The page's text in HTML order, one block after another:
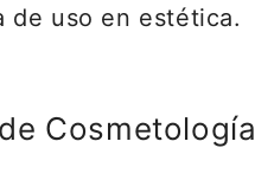
de uso en estética.
Cosmetología